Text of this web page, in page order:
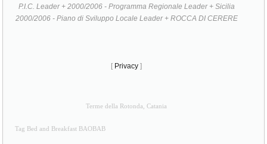
P.I.C. Leader + 2000/2006 - Programma Regionale Leader + Sicilia
2000/2006 - Piano di Sviluppo Locale Leader + ROCCA DI CERERE
[ Privacy ]
Terme della Rotonda, Catania
Tag Bed and Breakfast BAOBAB